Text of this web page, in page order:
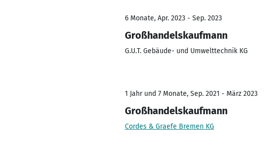
6 Monate, Apr. 2023 - Sep. 2023
Großhandelskaufmann
G.U.T. Gebäude- und Umwelttechnik KG
1 Jahr und 7 Monate, Sep. 2021 - März 2023
Großhandelskaufmann
Cordes & Graefe Bremen KG